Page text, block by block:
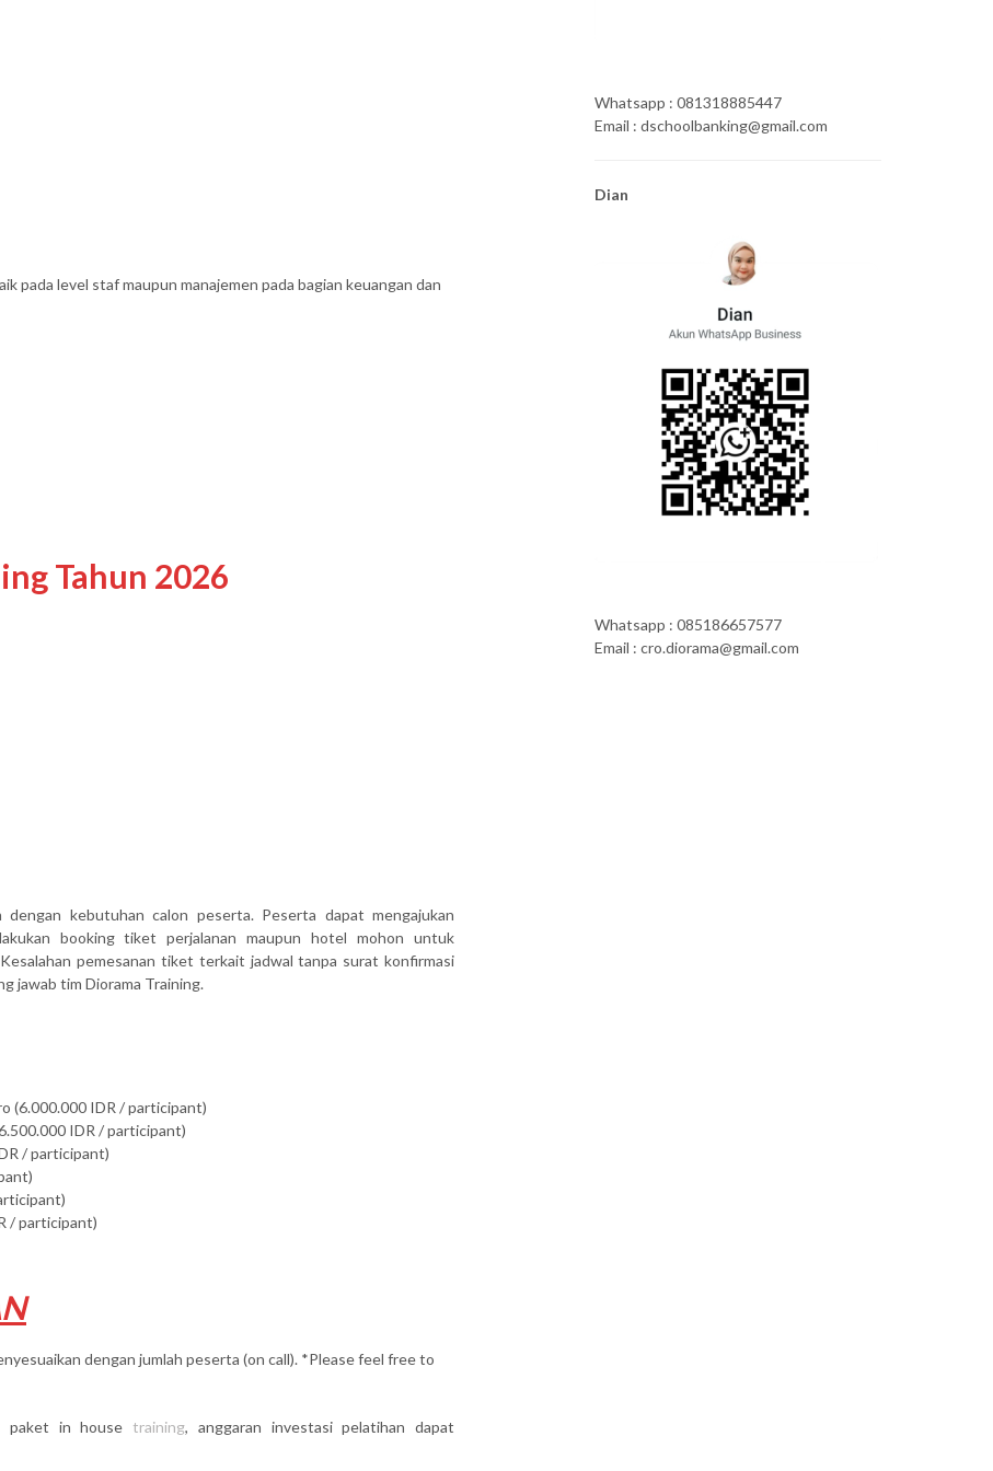
pada level staf maupun manajemen pada bagian keuangan dan
Tahun 2026
kebutuhan calon peserta. Peserta dapat mengajukan
booking tiket perjalanan maupun hotel mohon untuk
pemesanan tiket terkait jadwal tanpa surat konfirmasi
jawab tim Diorama Training.
(6.000.000 IDR / participant)
IDR / participant)
/ participant)
/ participant)
dengan jumlah peserta (on call). *Please feel free to
paket in house training, anggaran investasi pelatihan dapat
Whatsapp : 081318885447
Email : dschoolbanking@gmail.com
Dian
Whatsapp : 085186657577
Email : cro.diorama@gmail.com